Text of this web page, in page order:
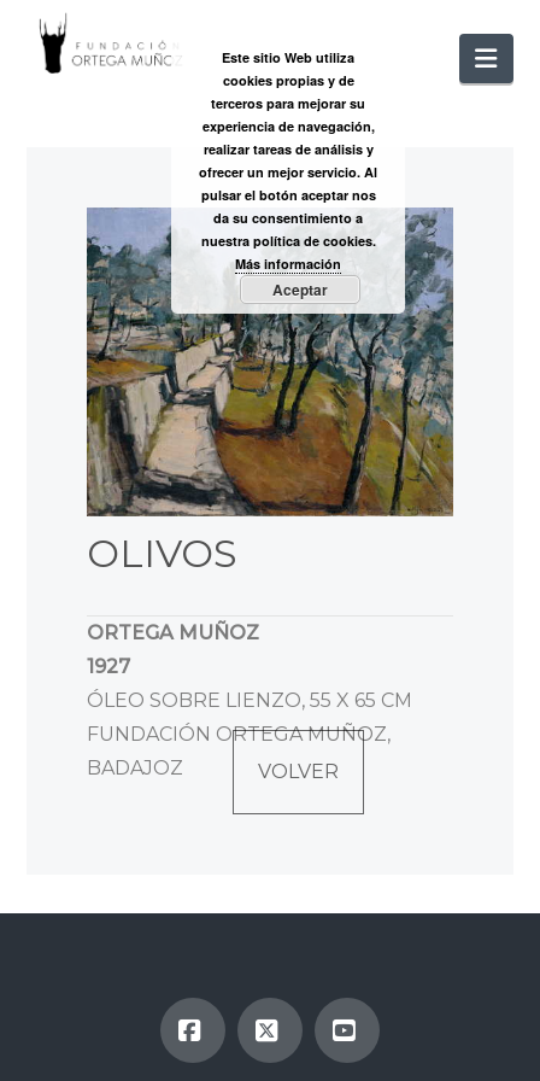
ORTEGA
MUÑOZ
OLIVOS
ORTEGA MUÑOZ
1927
ÓLEO SOBRE LIENZO, 55 X 65 CM
FUNDACIÓN ORTEGA MUÑOZ,
BADAJOZ
VOLVER
Este sitio Web utiliza
cookies propias y de
terceros para mejorar su
experiencia de navegación,
realizar tareas de análisis y
ofrecer un mejor servicio. Al
pulsar el botón aceptar nos
da su consentimiento a
nuestra política de cookies.
Más información
Aceptar